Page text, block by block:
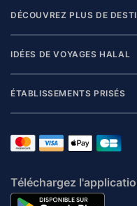
DÉCOUVREZ PLUS DE
IDÉES DE VOYAGES HALAL
ÉTABLISSEMENTS PRISÉS
Téléchargez